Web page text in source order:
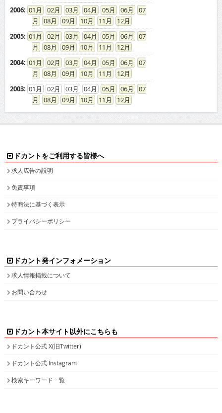
2006: 01 02 03 04 05 06
07
08
09 10 11
12
2005: 01 02 03 04 05 06
07
08
09 10 11
12
2004: 01 02 03 04 05 06
07
08
09 10 11
12
2003: 01 02 03 04 05 06
07
08
09 10 11 12
ドカントをご利用する皆様へ
求人広告の説明
免責事項
特商法に基づく表示
プライバシーポリシー
ドカント発インフォメーション
求人情報掲載について
お問い合わせ
ドカント本サイト以外にこちらも
ドカント公式 X(旧Twitter)
ドカント公式 Instagram
検索キーワード一覧